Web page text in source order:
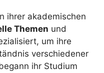
ihrer akademischen
Themen und
um ihre
verschiedener
ihr Studium